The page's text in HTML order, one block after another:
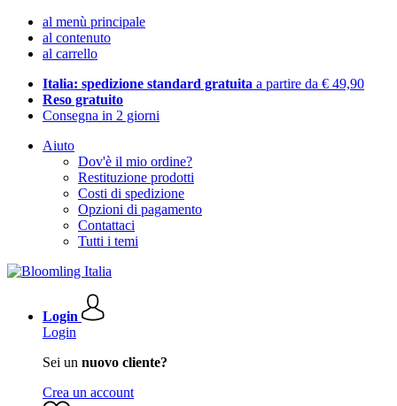
al menù principale
al contenuto
al carrello
Italia: spedizione standard gratuita a partire da € 49,90
Reso gratuito
Consegna in 2 giorni
Aiuto
Dov'è il mio ordine?
Restituzione prodotti
Costi di spedizione
Opzioni di pagamento
Contattaci
Tutti i temi
Login
Login
Sei un nuovo cliente?
Crea un account